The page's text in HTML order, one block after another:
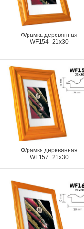
Ф/рамка деревянная
WF154_21x30
Ф/рамка деревянная
WF157_21x30